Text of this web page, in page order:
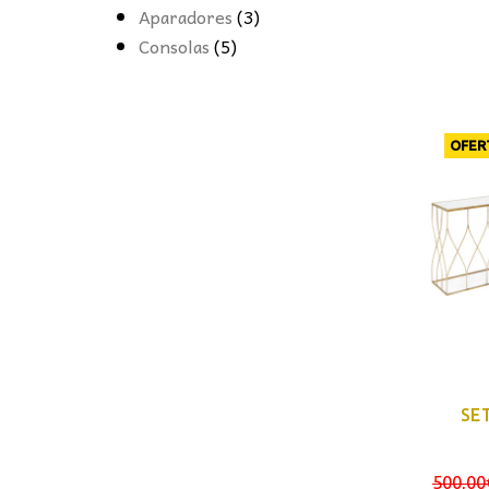
Aparadores(3)
Consolas(5)
500,00